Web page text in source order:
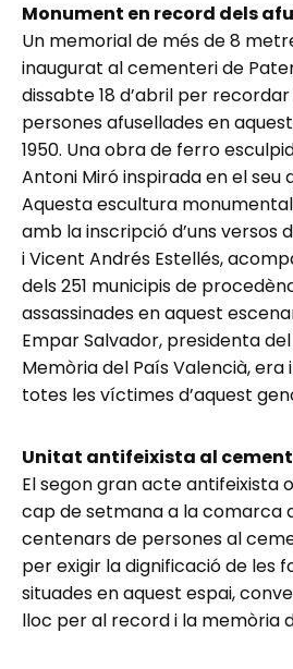
Monument en record dels
Un memorial de més de 8
inaugurat al cementeri de
dissabte 18 d’abril per
persones afusellades en
1950. Una obra de ferro
Antoni Miró inspirada en el seu
Aquesta escultura
amb la inscripció d’uns versos
i Vicent Andrés Estellés,
dels 251 municipis de
assassinades en aquest
Empar Salvador, presidenta
Memòria del País Valencià,
totes les víctimes d’aquest
Unitat antifeixista al
El segon gran acte antifeixista
cap de setmana a la comarca
centenars de persones al
per exigir la dignificació de les
situades en aquest espai,
lloc per al record i la memòria